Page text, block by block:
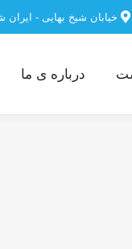
خیابان شیخ بهایی -
درباره ی ما